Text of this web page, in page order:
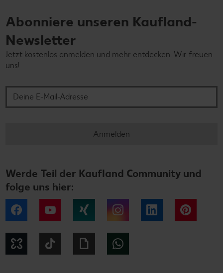
Abonniere unseren Kaufland-
Newsletter
Jetzt kostenlos anmelden und mehr entdecken. Wir freuen
uns!
Anmelden
Werde Teil der Kaufland Community und
folge uns hier:
Facebook YouTube Instagram LinkedIn
Kununu Giphy